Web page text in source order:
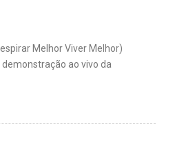
Melhor Viver Melhor)
ao vivo da